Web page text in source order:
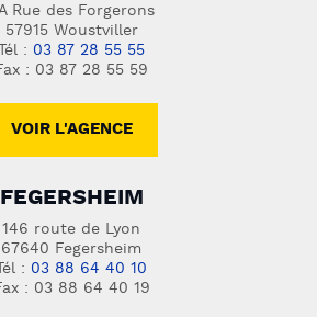
Rue des Forgerons
57915 Woustviller
: 03 87 28 55 55
: 03 87 28 55 59
VOIR L'AGENCE
FEGERSHEIM
146 route de Lyon
67640 Fegersheim
: 03 88 64 40 10
: 03 88 64 40 19